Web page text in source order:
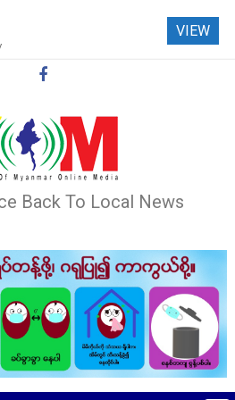
Back To Local News
VIEW